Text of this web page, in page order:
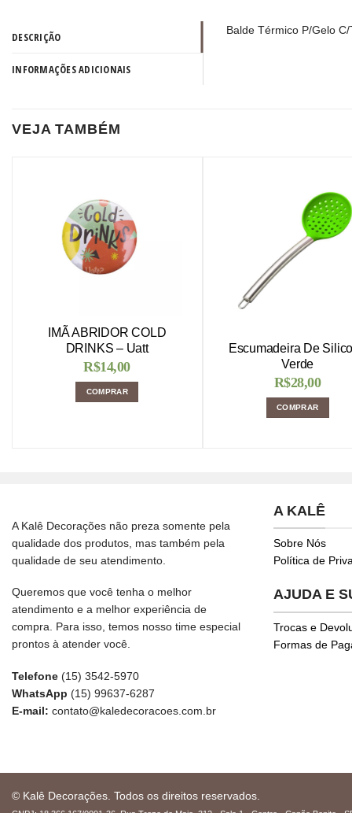
DESCRIÇÃO
INFORMAÇÕES ADICIONAIS
Balde Térmico P/Gelo
VEJA TAMBÉM
IMÃ ABRIDOR COLD
DRINKS – Uatt
R$14,00
COMPRAR
Escumadeira De
Verde
R$28,00
COMPRAR
A Kalê Decorações não preza somente pela
qualidade dos produtos, mas também pela
qualidade de seu atendimento.
Queremos que você tenha o melhor
atendimento e a melhor experiência de
compra. Para isso, temos nosso time especial
prontos à atender você.
Telefone (15) 3542-5970
WhatsApp (15) 99637-6287
E-mail: contato@kaledecoracoes.com.br
A KALÊ
Sobre Nós
Política de
AJUDA E
Trocas e
Formas de
© Kalê Decorações. Todos os direitos reservados.